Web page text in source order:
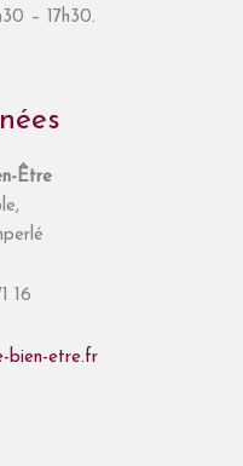
– 17h30.
Être
16
bien-etre.fr